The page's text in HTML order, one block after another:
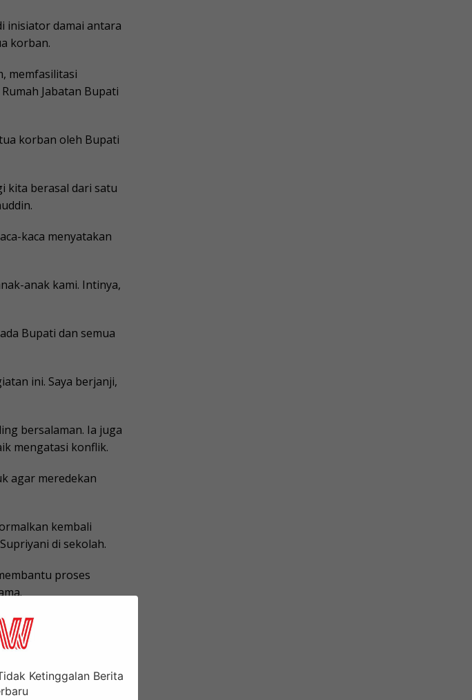
inisiator damai antara
korban.
memfasilitasi
Jabatan Bupati
korban oleh Bupati
kita berasal dari satu
kaca menyatakan
anak kami. Intinya,
Bupati dan semua
ini. Saya berjanji,
bersalaman. Ia juga
mengatasi konflik.
agar meredekan
kembali
di sekolah.
proses
Memaafkan
bebas bagi klien
Ketinggalan Berita